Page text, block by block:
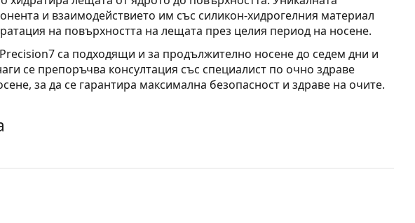
и взаимодействието им със силикон-хидрогелния материал
на повърхността на лещата през целия период на носене.
са подходящи и за продължително носене до седем дни и
се препоръчва консултация със специалист по очно здраве
за да се гарантира максимална безопасност и здраве на очите.